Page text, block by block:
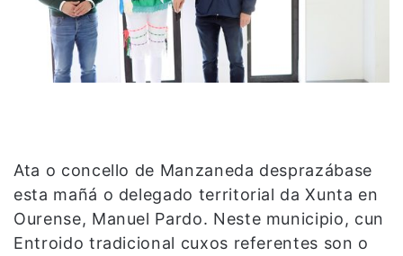
Ata o concello de Manzaneda desprazábase
esta mañá o delegado territorial da Xunta en
Ourense, Manuel Pardo. Neste municipio, cun
Entroido tradicional cuxos referentes son o